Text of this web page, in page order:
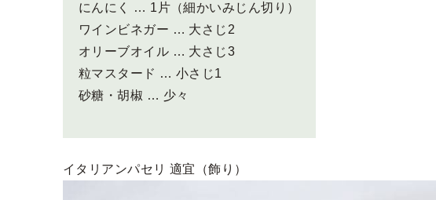
にんにく … 1片（細かいみじん切り）
ワインビネガー … 大さじ2
オリーブオイル … 大さじ3
粒マスタード … 小さじ1
砂糖・胡椒 … 少々
イタリアンパセリ 適宜（飾り）